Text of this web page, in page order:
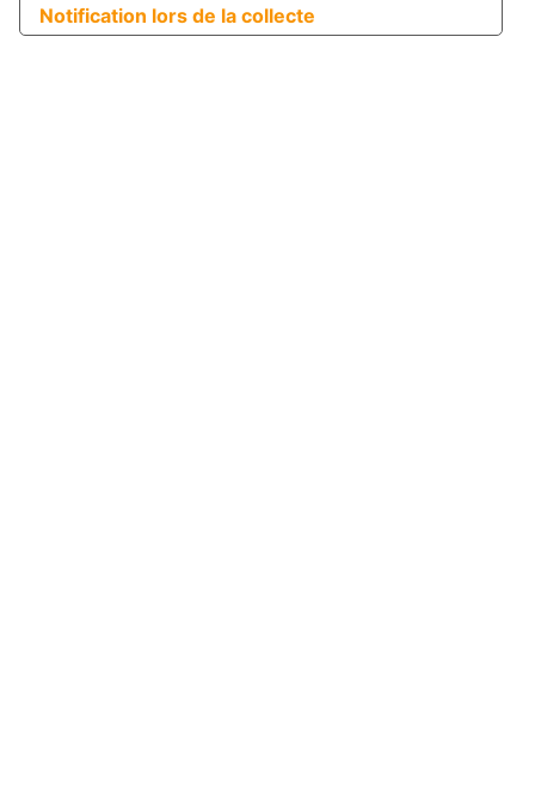
Notification lors de la collecte